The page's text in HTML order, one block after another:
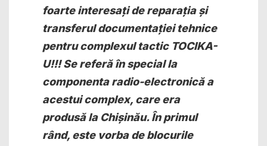
foarte interesați de reparația și
transferul documentației tehnice
pentru complexul tactic TOCIKA-
U!!! Se referă în special la
componenta radio-electronică a
acestui complex, care era
produsă la Chișinău. În primul
rând, este vorba de blocurile